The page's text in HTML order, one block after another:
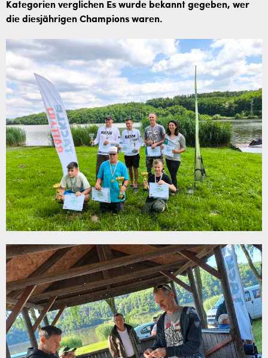
Kategorien verglichen Es wurde bekannt gegeben, wer
die diesjährigen Champions waren.